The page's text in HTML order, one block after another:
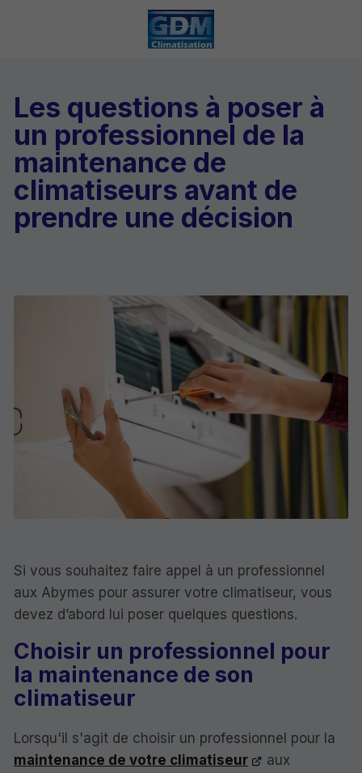
Les questions à poser à
un professionnel de la
maintenance de
climatiseurs avant de
prendre une décision
Si vous souhaitez faire appel à un professionnel
aux Abymes pour assurer votre climatiseur, vous
devez d’abord lui poser quelques questions.
Choisir un professionnel pour
la maintenance de son
climatiseur
Lorsqu'il s'agit de choisir un professionnel pour la
maintenance de votre climatiseur
aux